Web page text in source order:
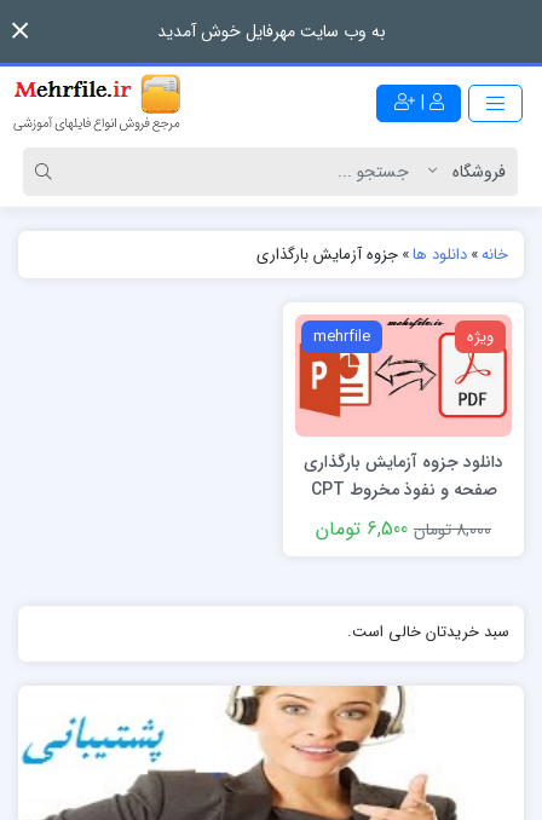
به وب سایت مهرفایل خوش آمدید
|
خانه»دانلود ها»جزوه آزمایش بارگذاری
ویژه mehrfile
دانلود جزوه آزمایش بارگذاری
صفحه و نفوذ مخروط CPT
8,000 تومان
6,500 تومان
سبد خریدتان خالی است.